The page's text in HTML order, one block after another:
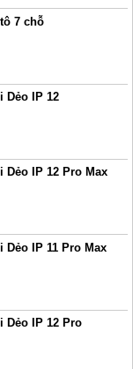
7 chỗ
Dẻo IP 12
Dẻo IP 12 Pro Max
Dẻo IP 11 Pro Max
Dẻo IP 12 Pro